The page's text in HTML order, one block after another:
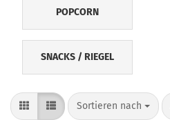
POPCORN
SNACKS / RIEGEL
Sortieren nach
Sortieren nach